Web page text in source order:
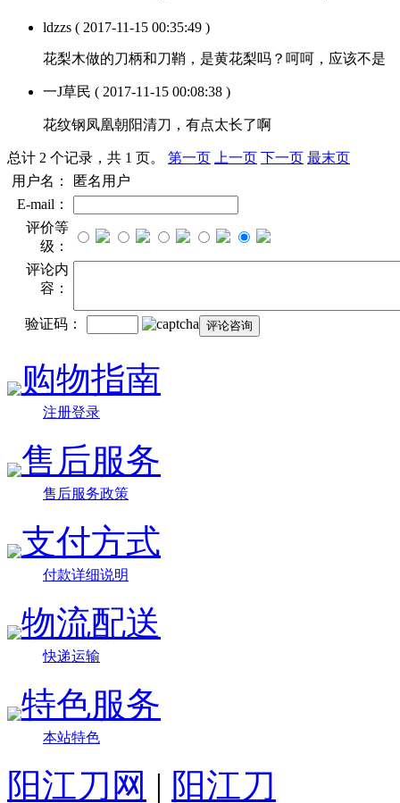
ldzzs ( 2017-11-15 00:35:49 )
花梨木做的刀柄和刀鞘，是黄花梨吗？呵呵，应该不是
一J草民 ( 2017-11-15 00:08:38 )
花纹钢凤凰朝阳清刀，有点太长了啊
总计 2 个记录，共 1 页。 第一页 上一页 下一页 最末页
用户名：
匿名用户
E-mail：
评价等
级：
评论内
容：
验证码：
购物指南
注册登录
售后服务
售后服务政策
支付方式
付款详细说明
物流配送
快递运输
特色服务
本站特色
阳江刀网 | 阳江刀